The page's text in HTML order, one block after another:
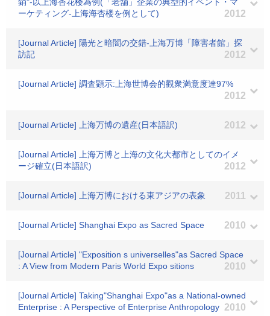
ーケティング-上海海杏楼を例として)
2012
[Journal Article] 陽光と暗闇の交錯-上海万博「障害者館」探
訪記
2012
[Journal Article] 調査顕示:上海世博会的觀衆満意度達97%
2012
[Journal Article] 上海万博の遺産(日本語訳) 2012
[Journal Article] 上海万博と上海の文化大都市としてのイメ
ージ確立(日本語訳)
2012
[Journal Article] 上海万博における東アジアの表象 2011
[Journal Article] Shanghai Expo as Sacred Space 2010
[Journal Article] "Exposition s universelles"as Sacred Space
: A View from Modern Paris World Expo sitions
2010
[Journal Article] Taking"Shanghai Expo"as a National-owned
Enterprise : A Perspective of Enterprise Anthropology 2010